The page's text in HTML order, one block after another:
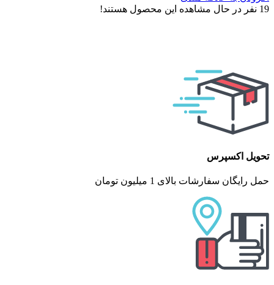
19 نفر در حال مشاهده این محصول هستند!
تحویل اکسپرس
حمل رایگان سفارشات بالای 1 میلیون تومان